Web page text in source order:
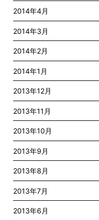
2014年4月
2014年3月
2014年2月
2014年1月
2013年12月
2013年11月
2013年10月
2013年9月
2013年8月
2013年7月
2013年6月